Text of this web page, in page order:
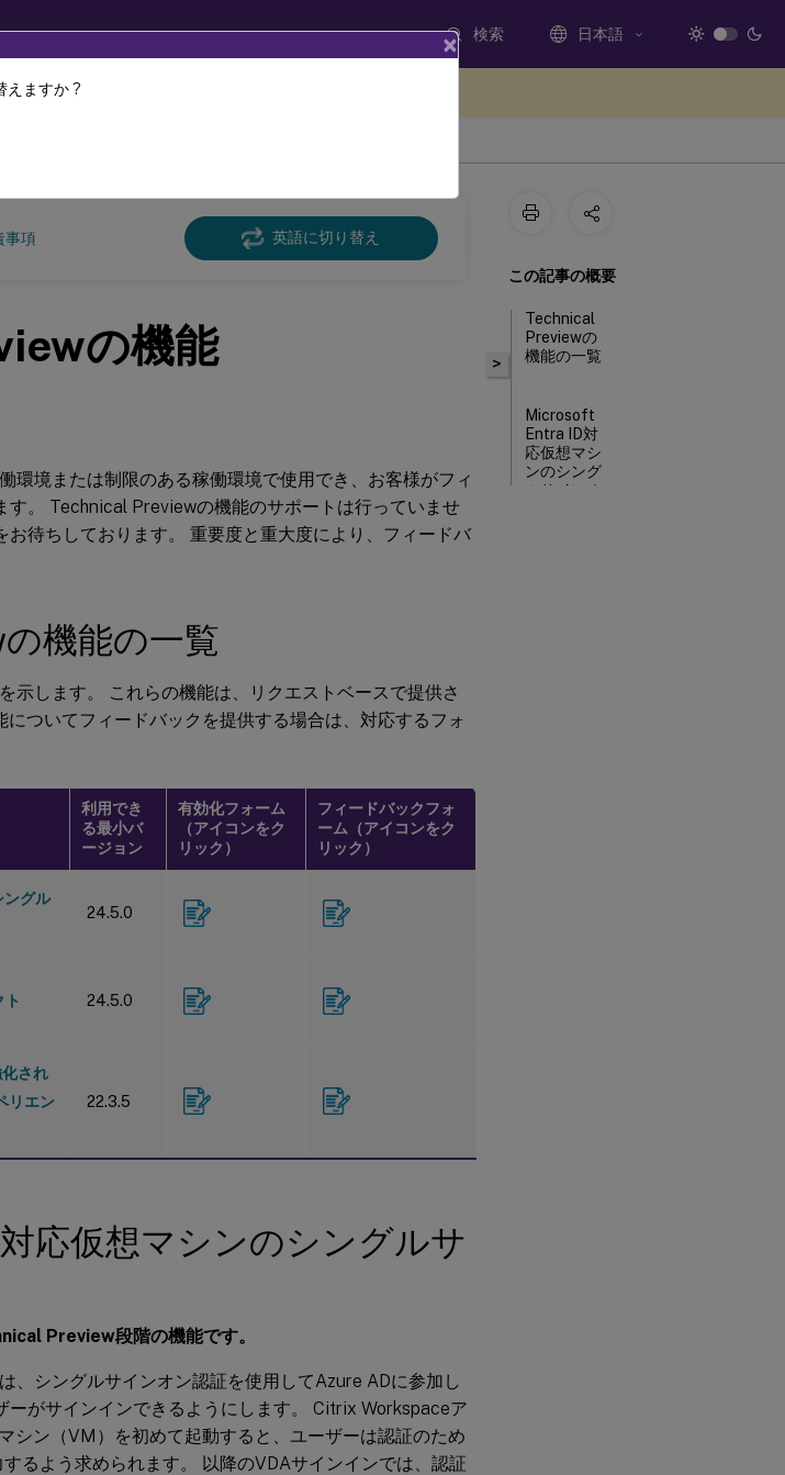
検索 日本語
事項 英語に切り替え
の機能
環境または制限のある稼働環境で使用でき、お客様がフィ
す。 Technical Previewの機能のサポートは行っていませ
お待ちしております。 重要度と重大度により、フィードバ
機能の一覧
示します。 これらの機能は、リクエストベースで提供さ
ついてフィードバックを提供する場合は、対応するフォ
利用でき
る最小バ
ージョン
有効化フォーム
（アイコンをク
リック）
フィードバックフォ
ーム（アイコンをク
リック）
グル
24.5.0
24.5.0
され
リエン
22.3.5
応仮想マシンのシングルサ
Preview段階の機能です。
、シングルサインオン認証を使用してAzure ADに参加し
ーがサインインできるようにします。 Citrix Workspaceア
シン（VM）を初めて起動すると、ユーザーは認証のため
るよう求められます。 以降のVDAサインインでは、認証
>
この記事の概要
Technical
Previewの
機能の一覧
Microsoft
Entra ID対
応仮想マシ
ンのシング
ルサインオ
×
えますか ?